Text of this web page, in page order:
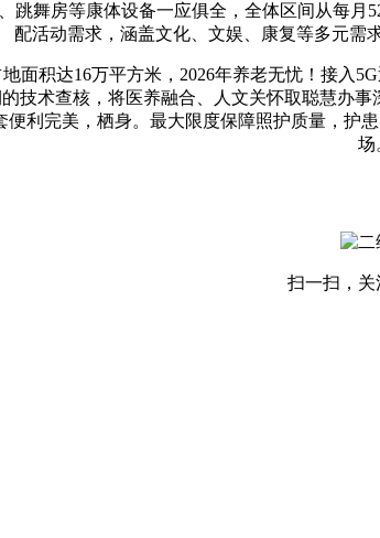
房等康体设备一应俱全，全体区间从每月
配活动需求，涵盖文化、文娱、康复等多元需
积达16万平方米，2026年养老无忧！接入
技术查核，将医养融合、人文关怀取聪慧办
利完美，栖身。最大限度保障照护质量，护
场
扫一扫，